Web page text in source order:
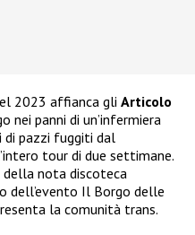
2023 affianca gli Articolo
nei panni di un’infermiera
pazzi fuggiti dal
tour di due settimane.
nota discoteca
dell’evento Il Borgo delle
la comunità trans.